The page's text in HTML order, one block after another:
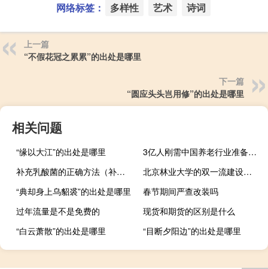
网络标签： 多样性 艺术 诗词
上一篇
“不假花冠之累累”的出处是哪里
下一篇
“圆应头头岂用修”的出处是哪里
相关问题
“缘以大江”的出处是哪里
3亿人刚需中国养老行业准备好了吗（3亿）
补充乳酸菌的正确方法（补充乳酸菌吃什么好）
北京林业大学的双一流建设学科有哪些
“典却身上乌貂裘”的出处是哪里
春节期间严查改装吗
过年流量是不是免费的
现货和期货的区别是什么
“白云萧散”的出处是哪里
“目断夕阳边”的出处是哪里